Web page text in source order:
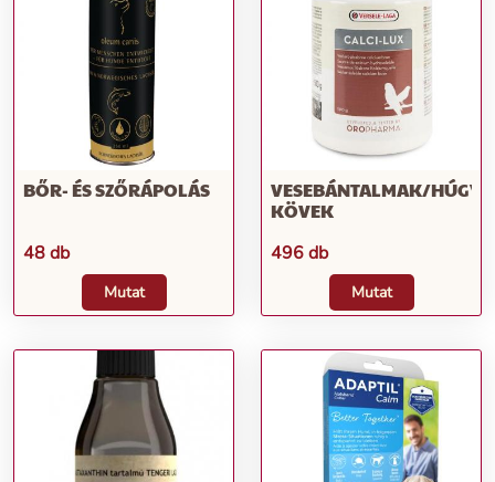
BŐR- ÉS SZŐRÁPOLÁS
48 db
Mutat
VESEBÁNTALMAK/
KÖVEK
496 db
Mutat